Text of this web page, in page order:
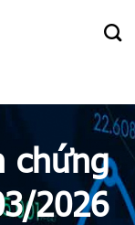
chứng
2026